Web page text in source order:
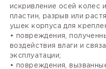
искривление осей колес
пластин, разрыв или
ушек корпуса для
• повреждения,
воздействия влаги и
эксплуатации;
• повреждения,